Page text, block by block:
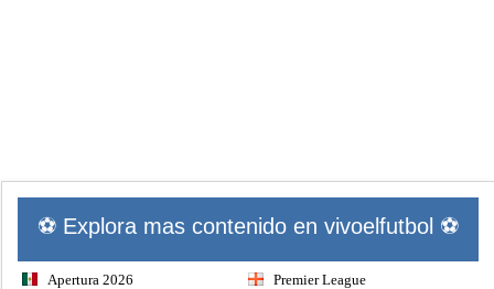
⚽ Explora mas contenido en vivoelfutbol ⚽
Apertura 2026 Premier League